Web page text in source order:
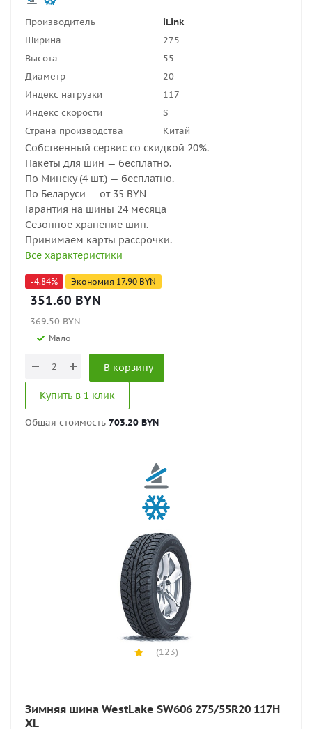
Производитель
iLink
Ширина
275
Высота
55
Диаметр
20
Индекс нагрузки
117
Индекс скорости
S
Страна производства
Китай
Собственный сервис со скидкой 20%.
Пакеты для шин — бесплатно.
По Минску (4 шт.) — бесплатно.
По Беларуси — от 35 BYN
Гарантия на шины 24 месяца
Сезонное хранение шин.
Принимаем карты рассрочки.
Все характеристики
-4.84% Экономия 17.90 BYN
351.60 BYN
369.50BYN
Мало
В корзину
Купить в 1 клик
Общая стоимость 703.20 BYN
(123)
Зимняя шина WestLake SW606 275/55R20 117H
XL